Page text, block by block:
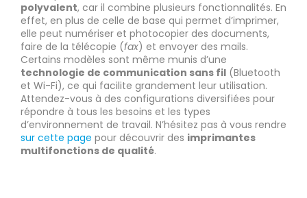
polyvalent, car il combine plusieurs fonctionnalités. En
effet, en plus de celle de base qui permet d’imprimer,
elle peut numériser et photocopier des documents,
faire de la télécopie (fax) et envoyer des mails.
Certains modèles sont même munis d’une
technologie de communication sans fil (Bluetooth
et Wi-Fi), ce qui facilite grandement leur utilisation.
Attendez-vous à des configurations diversifiées pour
répondre à tous les besoins et les types
d’environnement de travail. N’hésitez pas à vous rendre
sur cette page pour découvrir des imprimantes
multifonctions de qualité.